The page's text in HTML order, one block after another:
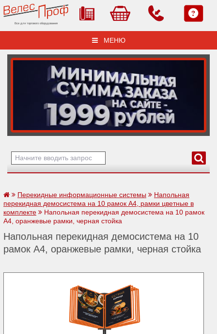
Все для торгового оборудования
МЕНЮ
Перекидные информационные системы
Напольная
перекидная демосистема на 10 рамок А4, рамки цветные в
комплекте
Напольная перекидная демосистема на 10 рамок
А4, оранжевые рамки, черная стойка
Напольная перекидная демосистема на 10
рамок А4, оранжевые рамки, черная стойка